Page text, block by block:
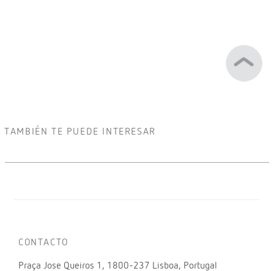
TAMBIÉN TE PUEDE INTERESAR
CONTACTO
Praça Jose Queiros 1, 1800-237 Lisboa, Portugal